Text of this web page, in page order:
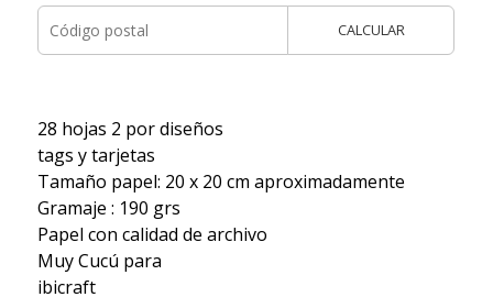
CALCULAR
28 hojas 2 por diseños
tags y tarjetas
Tamaño papel: 20 x 20 cm aproximadamente
Gramaje : 190 grs
Papel con calidad de archivo
Muy Cucú para
ibicraft